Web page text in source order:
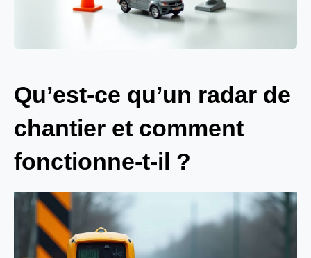
Qu’est-ce qu’un radar de
chantier et comment
fonctionne-t-il ?